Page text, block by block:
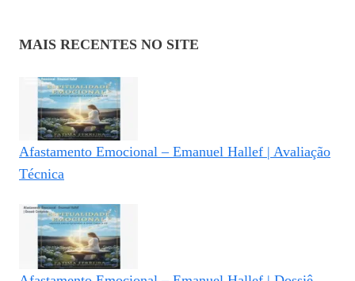
MAIS RECENTES NO SITE
Afastamento Emocional – Emanuel Hallef | Avaliação
Técnica